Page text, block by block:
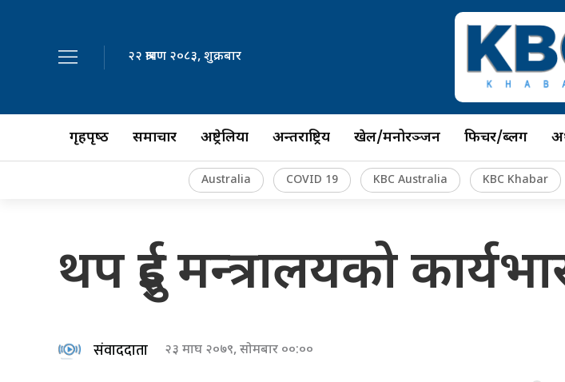
२२ श्रावण २०८३, शुक्रबार
गृहपृष्‍ठ समाचार अष्ट्रेलिया अन्तर्राष्ट्रिय खेल/मनोरञ्जन फिचर/ब्लग
Australia COVID 19 KBC Australia KBC Khabar
थप दुई मन्त्रालयको
संवाददाता २३ माघ २०७९, सोमबार ००:००